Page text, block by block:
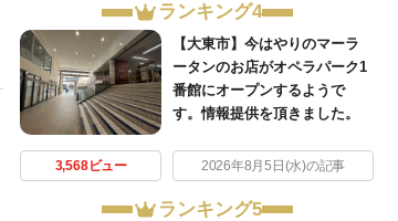
ランキング4
【大東市】今はやりのマーラ
ータンのお店がオペラパーク1
番館にオープンするようで
す。情報提供を頂きました。
3,568ビュー 2026年8月5日(水)の記事
ランキング5